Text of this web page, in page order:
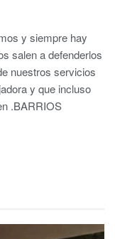
y siempre hay
salen a defenderlos
nuestros servicios
y que incluso
.BARRIOS